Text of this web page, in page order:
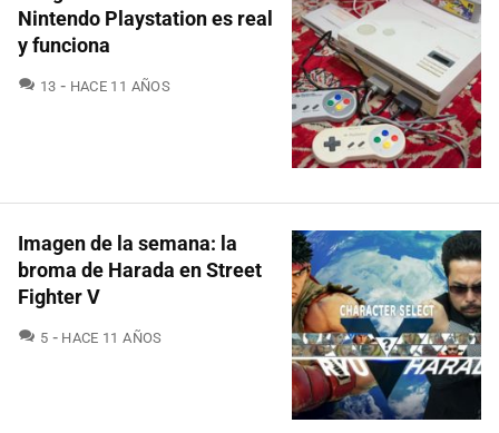
Nintendo Playstation es real
y funciona
13 COMENTARIOS
HACE 11 AÑOS
Imagen de la semana: la
broma de Harada en Street
Fighter V
5 COMENTARIOS
HACE 11 AÑOS